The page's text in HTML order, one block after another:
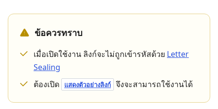
ข้อควรทราบ
เมื่อเปิดใช้งาน ลิงก์จะไม่ถูกเข้ารหัสด้วย Letter
Sealing
ต้องเปิด
แสดงตัวอย่างลิงก์ จึงจะสามารถใช้งานได้